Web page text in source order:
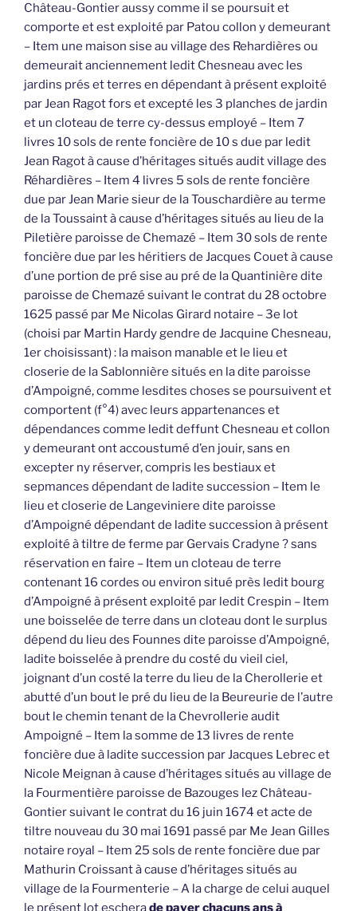
Château-Gontier aussy comme il se poursuit et
comporte et est exploité par Patou collon y demeurant
– Item une maison sise au village des Rehardières ou
demeurait anciennement ledit Chesneau avec les
jardins prés et terres en dépendant à présent exploité
par Jean Ragot fors et excepté les 3 planches de jardin
et un cloteau de terre cy-dessus employé – Item 7
livres 10 sols de rente foncière de 10 s due par ledit
Jean Ragot à cause d’héritages situés audit village des
Réhardières – Item 4 livres 5 sols de rente foncière
due par Jean Marie sieur de la Touschardière au terme
de la Toussaint à cause d’héritages situés au lieu de la
Piletière paroisse de Chemazé – Item 30 sols de rente
foncière due par les héritiers de Jacques Couet à cause
d’une portion de pré sise au pré de la Quantinière dite
paroisse de Chemazé suivant le contrat du 28 octobre
1625 passé par Me Nicolas Girard notaire – 3e lot
(choisi par Martin Hardy gendre de Jacquine Chesneau,
1er choisissant) : la maison manable et le lieu et
closerie de la Sablonnière situés en la dite paroisse
d’Ampoigné, comme lesdites choses se poursuivent et
comportent (f°4) avec leurs appartenances et
dépendances comme ledit deffunt Chesneau et collon
y demeurant ont accoustumé d’en jouir, sans en
excepter ny réserver, compris les bestiaux et
sepmances dépendant de ladite succession – Item le
lieu et closerie de Langeviniere dite paroisse
d’Ampoigné dépendant de ladite succession à présent
exploité à tiltre de ferme par Gervais Cradyne ? sans
réservation en faire – Item un cloteau de terre
contenant 16 cordes ou environ situé près ledit bourg
d’Ampoigné à présent exploité par ledit Crespin – Item
une boisselée de terre dans un cloteau dont le surplus
dépend du lieu des Founnes dite paroisse d’Ampoigné,
ladite boisselée à prendre du costé du vieil ciel,
joignant d’un costé la terre du lieu de la Cherollerie et
abutté d’un bout le pré du lieu de la Beureurie de l’autre
bout le chemin tenant de la Chevrollerie audit
Ampoigné – Item la somme de 13 livres de rente
foncière due à ladite succession par Jacques Lebrec et
Nicole Meignan à cause d’héritages situés au village de
la Fourmentière paroisse de Bazouges lez Château-
Gontier suivant le contrat du 16 juin 1674 et acte de
tiltre nouveau du 30 mai 1691 passé par Me Jean Gilles
notaire royal – Item 25 sols de rente foncière due par
Mathurin Croissant à cause d’héritages situés au
village de la Fourmenterie – A la charge de celui auquel
le présent lot escherade payer chacuns ans à